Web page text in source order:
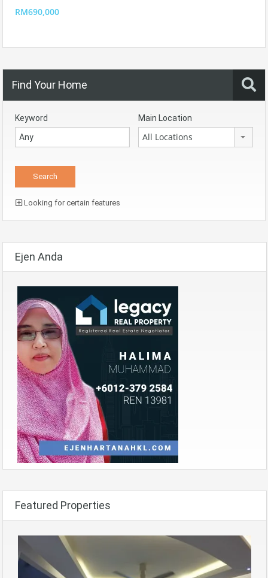
RM690,000
Find Your Home
Keyword Main Location
All Locations
Looking for certain features
Ejen Anda
Featured Properties